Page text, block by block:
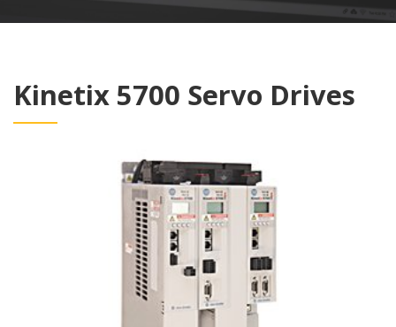
Kinetix 5700 Servo Drives